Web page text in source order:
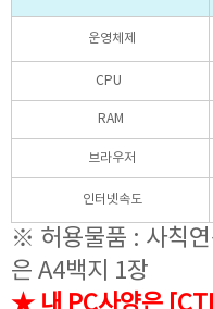
운영체제
CPU
RAM
브라우저
인터넷속도
※ 허용물품 : 사칙
은 A4백지 1장